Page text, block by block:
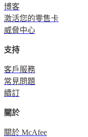
博客
激活您的零售卡
威脅中心
支持
客戶服務
常見問題
續訂
關於
關於 McAfee